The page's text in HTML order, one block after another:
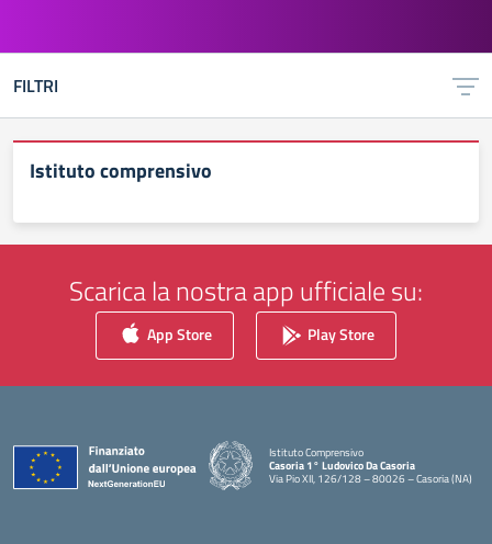
FILTRI
Istituto comprensivo
Scarica la nostra app ufficiale su:
App Store Play Store
Istituto Comprensivo
Casoria 1° Ludovico Da Casoria
Via Pio XII, 126/128 – 80026 – Casoria (NA)